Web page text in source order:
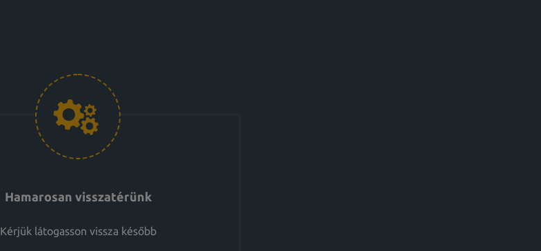
Hamarosan visszatérünk
Kérjük látogasson vissza később